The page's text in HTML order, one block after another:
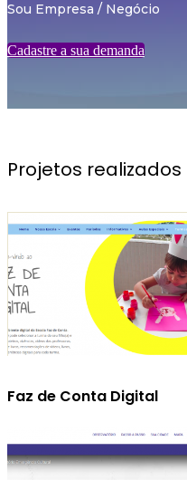
Sou Empresa / Negócio
Cadastre a sua demanda
Projetos
Faz de Conta Digital